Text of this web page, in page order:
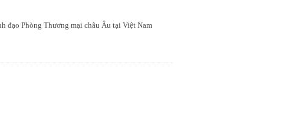
đạo Phòng Thương mại châu Âu tại Việt Nam